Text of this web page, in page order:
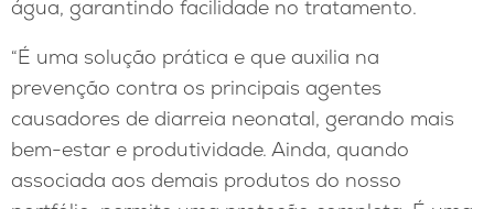
água, garantindo facilidade no tratamento.
“É uma solução prática e que auxilia na
prevenção contra os principais agentes
causadores de diarreia neonatal, gerando mais
bem-estar e produtividade. Ainda, quando
associada aos demais produtos do nosso